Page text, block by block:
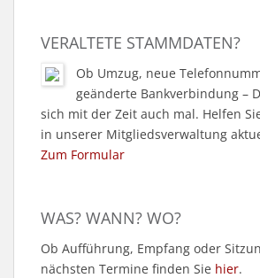
VERALTETE STAMMDATEN?
Ob Umzug, neue
geänderte Bankverbindung –
sich mit der Zeit auch mal. Helfen
in unserer Mitgliedsverwaltung
Zum Formular
WAS? WANN? WO?
Ob Aufführung, Empfang oder
nächsten Termine finden Sie hier.